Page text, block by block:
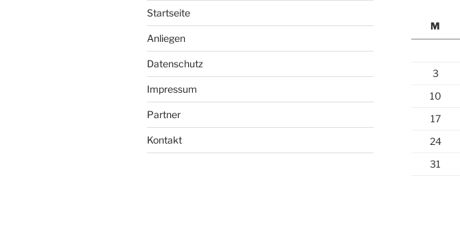
Startseite
Anliegen
Datenschutz
Impressum
Partner
Kontakt
M
3
10
17
24
31